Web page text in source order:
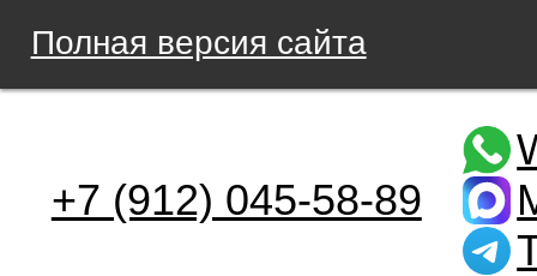
Полная версия сайта
+7 (912) 045-58-89